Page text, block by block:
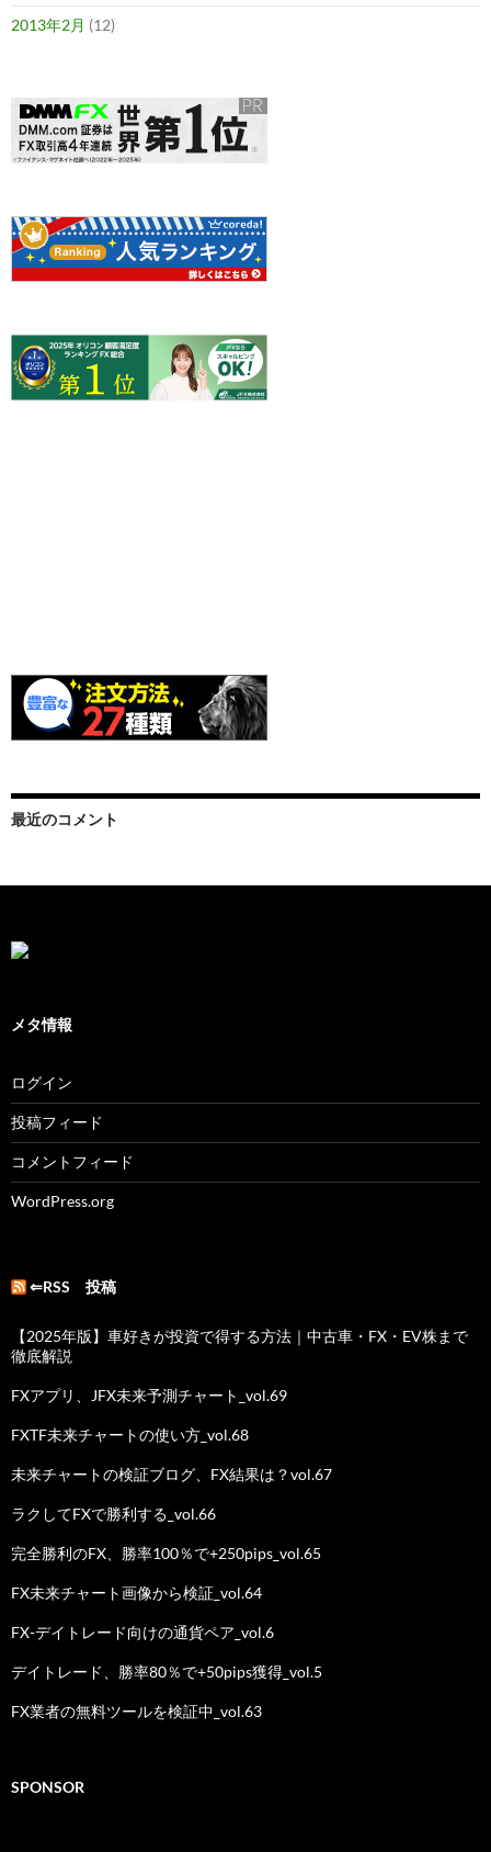
2013年2月 (12)
最近のコメント
メタ情報
ログイン
投稿フィード
コメントフィード
WordPress.org
⇐RSS 投稿
【2025年版】車好きが投資で得する方法｜中古車・FX・EV株まで
徹底解説
FXアプリ、JFX未来予測チャート_vol.69
FXTF未来チャートの使い方_vol.68
未来チャートの検証ブログ、FX結果は？vol.67
ラクしてFXで勝利する_vol.66
完全勝利のFX、勝率100％で+250pips_vol.65
FX未来チャート画像から検証_vol.64
FX-デイトレード向けの通貨ペア_vol.6
デイトレード、勝率80％で+50pips獲得_vol.5
FX業者の無料ツールを検証中_vol.63
SPONSOR